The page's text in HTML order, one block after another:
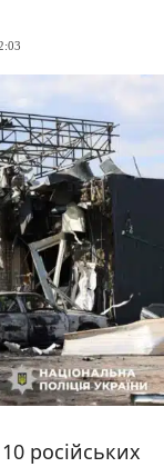
російських